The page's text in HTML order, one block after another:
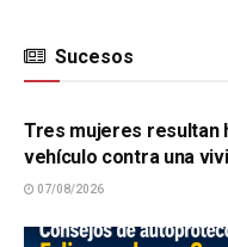
Sucesos
SUCESOS
Tres mujeres resultan
vehículo contra una
07/08/2026